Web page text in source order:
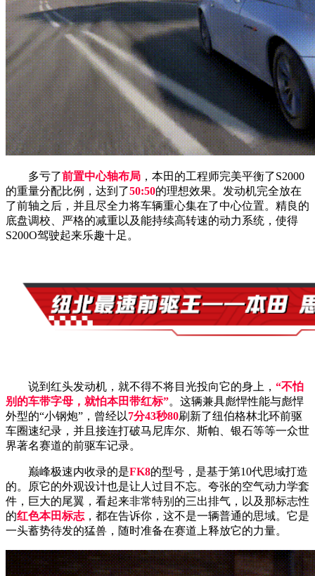
多亏了前置中心轴布局 ，本田的工程师完美平衡了S2000
的重量分配比例，达到了50:50的理想效果。发动机完全放在
了前轴之后，并且尽全力将车辆重心集在了中心位置。精良的
底盘调校、严格的减重以及能持续高转速的动力系统，使得
S200O驾驶起来乐趣十足。
说到红头发动机，就不得不将目光投向它的身上， “不怕
别的车带字母，就怕本田带红标”。这辆兼具彪悍性能与彪悍
外型的“小钢炮”，曾经以7分43秒80刷新了纽伯格林北环前驱
车圈速纪录，并且接连打破马尼库尔、斯帕、银石等等一众世
界著名赛道的前驱车记录。
巅峰极速内收录的是FK8的型号，是基于第10代思域打造
的。原它的外观设计也是让人过目不忘。夸张的空气动力学套
件，巨大的尾翼，看起来非常特别的三出排气，以及那标志性
的红色本田标志 ，都在告诉你，这不是一辆普通的思域。它是
一头蓄势待发的猛兽，随时准备在赛道上释放它的力量。